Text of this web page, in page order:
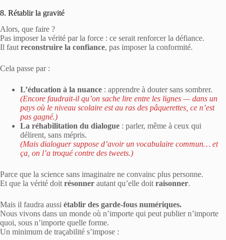
8. Rétablir la gravité
Alors, que faire ?
Pas imposer la vérité par la force : ce serait renforcer la défiance.
Il faut reconstruire la confiance, pas imposer la conformité.
Cela passe par :
L’éducation à la nuance : apprendre à douter sans sombrer.
(Encore faudrait-il qu’on sache lire entre les lignes — dans un
pays où le niveau scolaire est au ras des pâquerettes, ce n’est
pas gagné.)
La réhabilitation du dialogue : parler, même à ceux qui
délirent, sans mépris.
(Mais dialoguer suppose d’avoir un vocabulaire commun… et
ça, on l’a troqué contre des tweets.)
Parce que la science sans imaginaire ne convainc plus personne.
Et que la vérité doit résonner autant qu’elle doit raisonner.
Mais il faudra aussi établir des garde-fous numériques.
Nous vivons dans un monde où n’importe qui peut publier n’importe
quoi, sous n’importe quelle forme.
Un minimum de traçabilité s’impose :